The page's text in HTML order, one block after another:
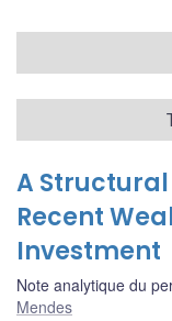
A
Recent
Investment
Note analytique du
Mendes